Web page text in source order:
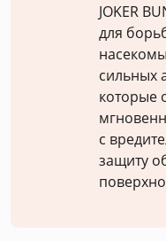
JOKER
для
сильных
которые
с
защиту